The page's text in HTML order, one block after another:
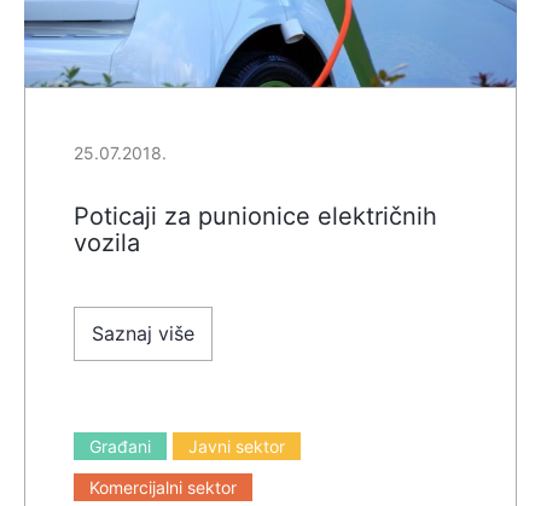
25.07.2018.
Poticaji za punionice električnih
vozila
Saznaj više
Građani
Javni sektor
Komercijalni sektor